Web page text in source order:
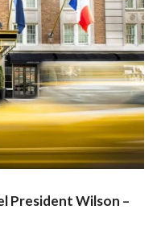
President Wilson –